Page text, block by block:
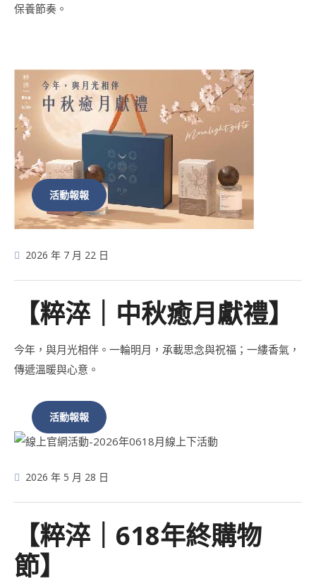
保養節奏。
活動報報
2026 年 7 月 22 日
【粹淬｜中秋癒月獻禮】
今年，與月光相伴。一輪明月，承載思念與祝福；一縷香氣，
傳遞溫暖與心意。
活動報報
2026 年 5 月 28 日
【粹淬｜618年終購物
節】